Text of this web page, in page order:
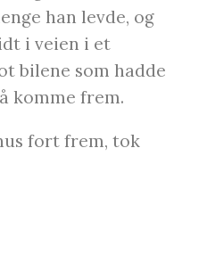
han levde, og
i veien i et
bilene som hadde
komme frem.
fort frem, tok